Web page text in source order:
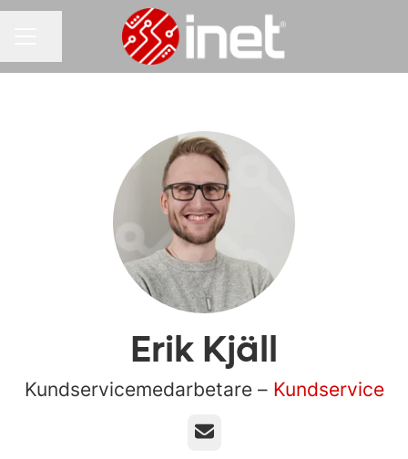
Erik Kjäll
Kundservicemedarbetare – Kundservice
E-post